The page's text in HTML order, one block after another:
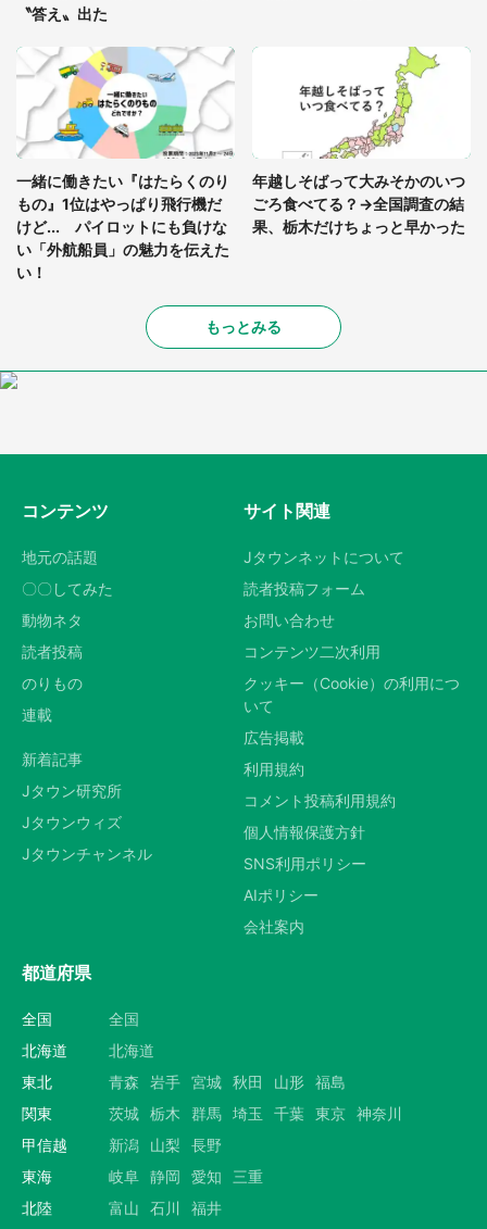
〝答え〟出た
一緒に働きたい『はたらくのり
もの』1位はやっぱり飛行機だ
けど... パイロットにも負けな
い「外航船員」の魅力を伝えた
い！
年越しそばって大みそかのいつ
ごろ食べてる？→全国調査の結
果、栃木だけちょっと早かった
もっとみる
コンテンツ
地元の話題
〇〇してみた
動物ネタ
読者投稿
のりもの
連載
新着記事
Jタウン研究所
Jタウンウィズ
Jタウンチャンネル
サイト関連
Jタウンネットについて
読者投稿フォーム
お問い合わせ
コンテンツ二次利用
クッキー（Cookie）の利用につ
いて
広告掲載
利用規約
コメント投稿利用規約
個人情報保護方針
SNS利用ポリシー
AIポリシー
会社案内
都道府県
全国
全国
北海道
北海道
東北
青森 岩手 宮城 秋田 山形 福島
関東
茨城 栃木 群馬 埼玉 千葉 東京 神奈川
甲信越
新潟 山梨
長野
東海
岐阜 静岡 愛知
三重
北陸
富山 石川 福井